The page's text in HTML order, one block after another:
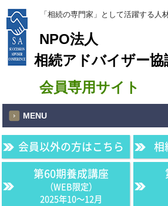
「相続の専門家」として活躍する人
NPO法人
相続アドバイザー協
会員専用サイト
MENU
会員以外の方はこちら
相
第60期養成講座
（WEB限定）
2025年10〜12月